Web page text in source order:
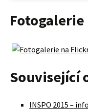
Související
INSPO 2015 –